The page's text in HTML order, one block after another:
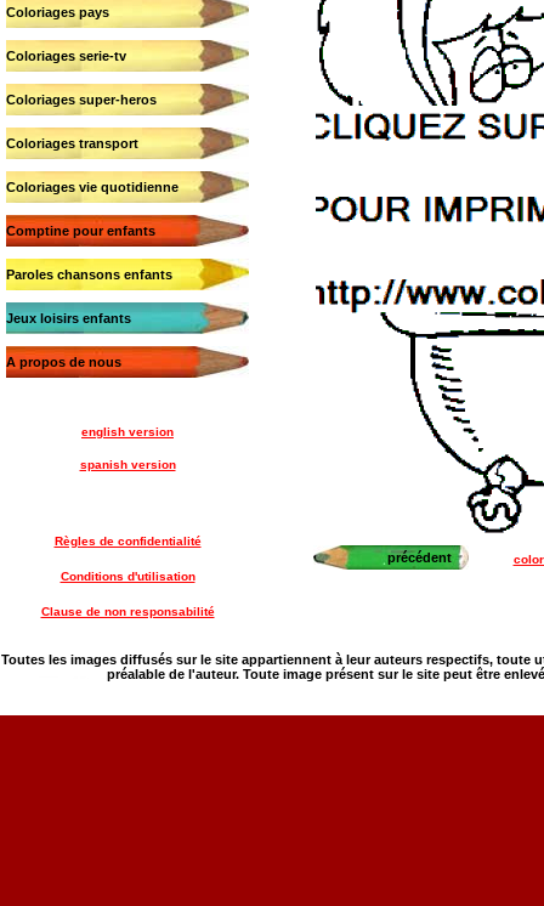
Coloriages pays
Coloriages serie-tv
Coloriages super-heros
Coloriages transport
Coloriages vie quotidienne
Comptine pour enfants
Paroles chansons enfants
Jeux loisirs enfants
A propos de nous
english version
spanish version
Règles de confidentialité
Conditions d'utilisation
Clause de non responsabilité
précédent
Toutes les images diffusés sur le site appartiennent à leur auteurs respectifs,
préalable de l'auteur. Toute image présent sur le site peut être